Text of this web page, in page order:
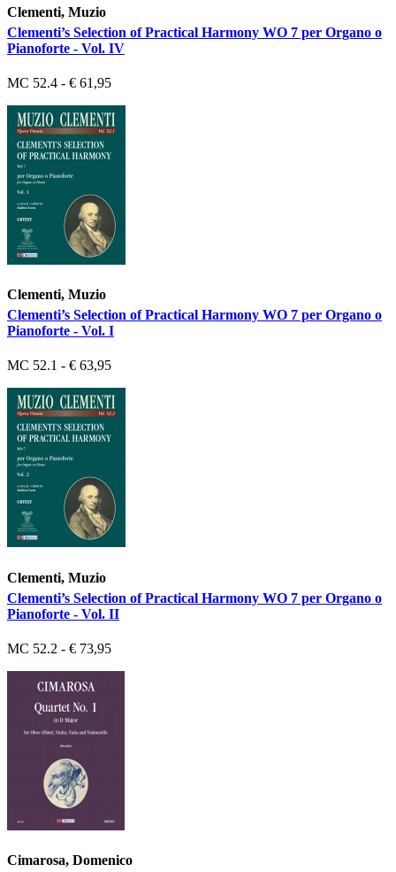
Clementi, Muzio
Clementi’s Selection of Practical Harmony WO 7 per Organo o
Pianoforte - Vol. IV
MC 52.4 - € 61,95
Clementi, Muzio
Clementi’s Selection of Practical Harmony WO 7 per Organo o
Pianoforte - Vol. I
MC 52.1 - € 63,95
Clementi, Muzio
Clementi’s Selection of Practical Harmony WO 7 per Organo o
Pianoforte - Vol. II
MC 52.2 - € 73,95
Cimarosa, Domenico